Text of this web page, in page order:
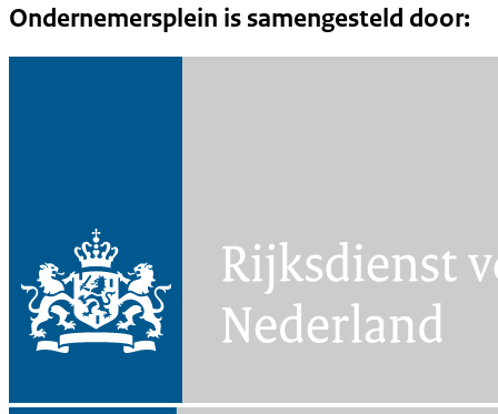
Ondernemersplein is samengesteld door: